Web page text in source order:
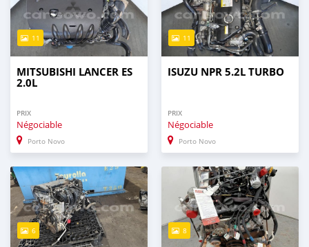
11
MITSUBISHI LANCER ES
2.0L
PRIX
Négociable
Porto Novo
11
ISUZU NPR 5.2L TURBO
PRIX
Négociable
Porto Novo
6 8